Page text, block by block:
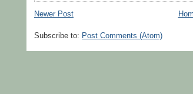
Newer Post
Subscribe to: Post Comments (Atom)